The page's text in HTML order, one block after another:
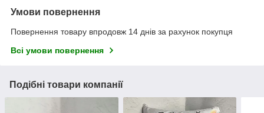
Умови повернення
Повернення товару впродовж 14 днів за рахунок покупця
Всі умови повернення
Подібні товари компанії